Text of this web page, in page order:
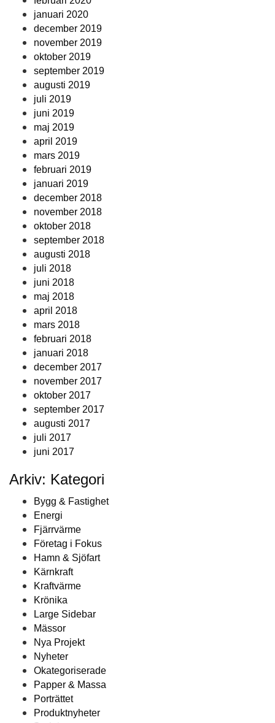
januari 2020
december 2019
november 2019
oktober 2019
september 2019
augusti 2019
juli 2019
juni 2019
maj 2019
april 2019
mars 2019
februari 2019
januari 2019
december 2018
november 2018
oktober 2018
september 2018
augusti 2018
juli 2018
juni 2018
maj 2018
april 2018
mars 2018
februari 2018
januari 2018
december 2017
november 2017
oktober 2017
september 2017
augusti 2017
juli 2017
juni 2017
Arkiv: Kategori
Bygg & Fastighet
Energi
Fjärrvärme
Företag i Fokus
Hamn & Sjöfart
Kärnkraft
Kraftvärme
Krönika
Large Sidebar
Mässor
Nya Projekt
Nyheter
Okategoriserade
Papper & Massa
Porträttet
Produktnyheter